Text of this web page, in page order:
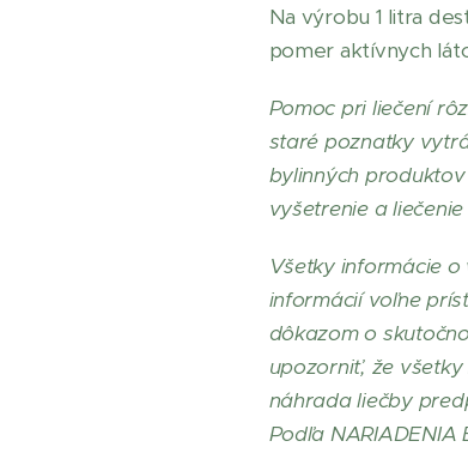
Na výrobu 1 litra
pomer aktívnych
Pomoc pri liečení
staré poznatky
bylinných
vyšetrenie a
Všetky informácie
informácií voľne
dôkazom o
upozorniť, že
náhrada liečby
Podľa NARIADENIA